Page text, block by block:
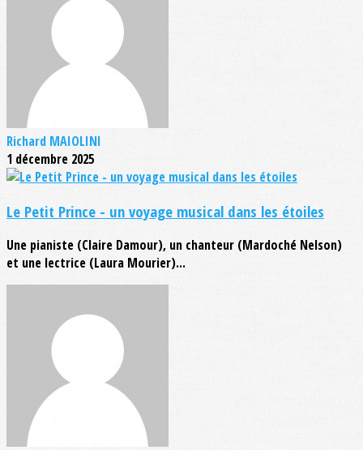
Richard MAIOLINI
1 décembre 2025
Le Petit Prince - un voyage musical dans les étoiles
Une pianiste (Claire Damour), un chanteur (Mardoché Nelson)
et une lectrice (Laura Mourier)...